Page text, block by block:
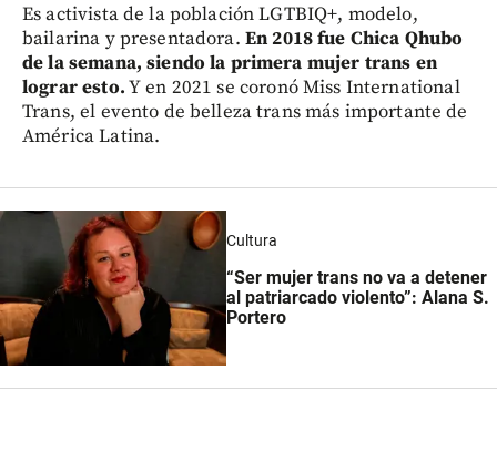
Es activista de la población LGTBIQ+, modelo,
bailarina y presentadora. En 2018 fue Chica Qhubo
de la semana, siendo la primera mujer trans en
lograr esto.Y en 2021 se coronó Miss International
Trans, el evento de belleza trans más importante de
América Latina.
Cultura
“Ser mujer trans no va a detener
al patriarcado violento”: Alana S.
Portero